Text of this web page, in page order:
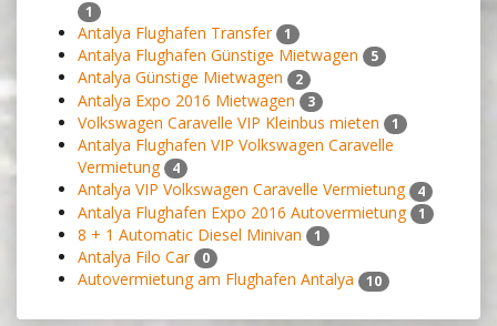
1
Antalya Flughafen Transfer 1
Antalya Flughafen Günstige Mietwagen 5
Antalya Günstige Mietwagen 2
Antalya Expo 2016 Mietwagen 3
Volkswagen Caravelle VIP Kleinbus mieten 1
Antalya Flughafen VIP Volkswagen Caravelle
Vermietung
4
Antalya VIP Volkswagen Caravelle Vermietung 4
Antalya Flughafen Expo 2016 Autovermietung 1
8 + 1 Automatic Diesel Minivan 1
Antalya Filo Car 0
Autovermietung am Flughafen Antalya 10